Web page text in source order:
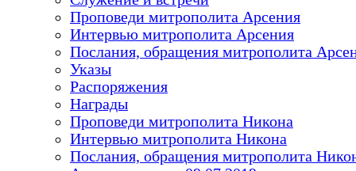
Проповеди митрополита Арсения
Интервью митрополита Арсения
Послания, обращения митрополита
Указы
Распоряжения
Награды
Проповеди митрополита Никона
Интервью митрополита Никона
Послания, обращения митрополита